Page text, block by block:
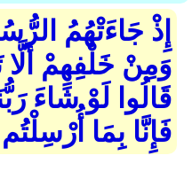
إِذْ جَاءَتْهُمُ
وَمِنْ خَلْفِهِمْ أَلَّا
قَالُوا لَوْ شَاءَ
فَإِنَّا بِمَا